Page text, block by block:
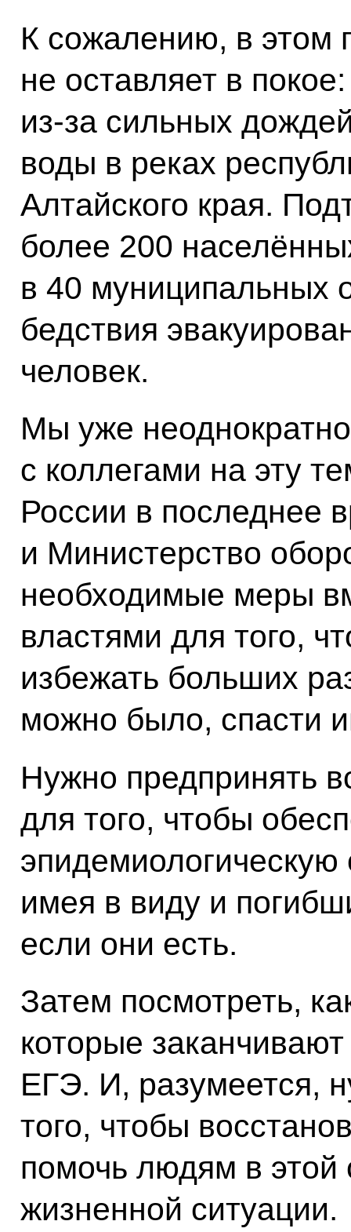
К сожалению, в этом
не оставляет в
из‑за сильных
воды в реках
Алтайского края.
более 200
в 40 муниципальных
бедствия
человек.
Мы уже
с коллегами на эту
России в последнее
и Министерство
необходимые меры
властями для того,
избежать больших
можно было, спасти
Нужно предпринять
для того, чтобы
эпидемиологическую
имея в виду и
если они есть.
Затем посмотреть,
которые
ЕГЭ. И, разумеется,
того, чтобы
помочь людям в этой
жизненной ситуации.